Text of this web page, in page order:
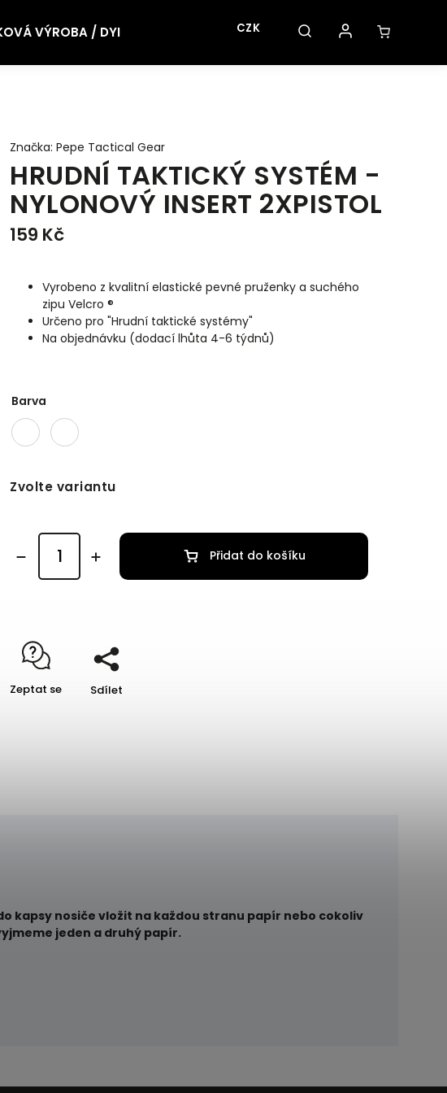
CZK
VÝROBA / DYI
HRUDNÍ TAKTICKÝ SYSTÉM -
NYLONOVÝ INSERT 2XPISTOL
159 Kč
Vyrobeno zkvalitní elastické pevné pruženky a suchého
zipu Velcro ®
Určeno pro "Hrudní taktické systémy"
Na objednávku (dodací lhůta 4-6 týdnů)
Značka:Pepe Tactical Gear
Barva
Zvolte variantu
Přidat do košíku
Zeptat se Sdílet
kapsy nosiče vložit na každou stranu papír nebo cokoliv
jeden a druhý papír.